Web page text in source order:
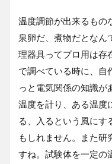
温度調節が出来るもの
泉卵だ、煮物だとなん
理器具ってプロ用は存
で調べている時に、自
っと電気関係の知識が
温度を計り、ある温度
る、入るという風にす
もしれません。また研
すね。試験体を一定の